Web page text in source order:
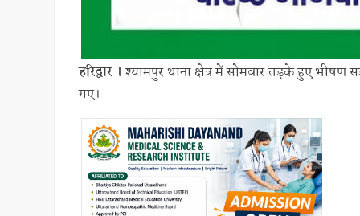
हरिद्वार ।श्यामपुर थाना क्षेत्र में सोमवार तड़के हुए
गए।